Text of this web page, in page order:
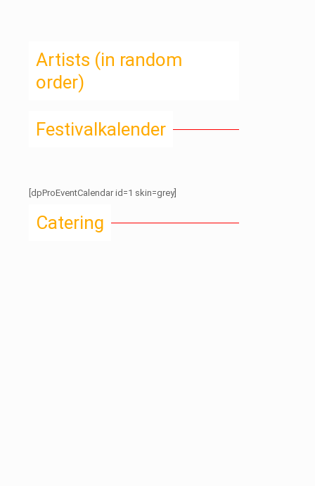
Artists (in random
order)
Festivalkalender
[dpProEventCalendar id=1 skin=grey]
Catering